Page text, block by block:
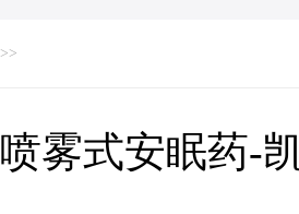
>>
喷雾式安眠药-